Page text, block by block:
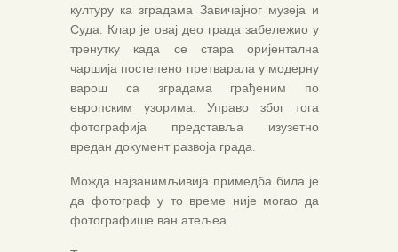
културу ка зградама Завичајног музеја и
Суда. Клар је овај део града забележио у
тренутку када се стара оријентална
чаршија постепено претварала у модерну
варош са зградама грађеним по
европским узорима. Управо због тога
фотографија представља изузетно
вредан документ развоја града.
Можда најзанимљивија примедба била је
да фотограф у то време није могао да
фотографише ван атељеа.